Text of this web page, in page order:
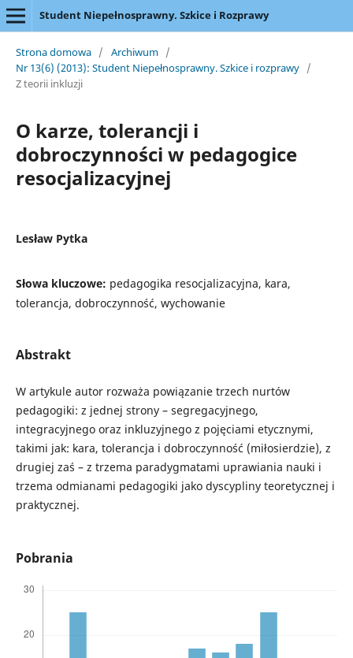
Student Niepełnosprawny. Szkice i Rozprawy
Strona domowa / Archiwum /
Nr 13(6) (2013): Student Niepełnosprawny. Szkice i rozprawy /
Z teorii inkluzji
O karze, tolerancji i
dobroczynności w pedagogice
resocjalizacyjnej
Lesław Pytka
Słowa kluczowe: pedagogika resocjalizacyjna, kara,
tolerancja, dobroczynność, wychowanie
Abstrakt
W artykule autor rozważa powiązanie trzech nurtów
pedagogiki: z jednej strony – segregacyjnego,
integracyjnego oraz inkluzyjnego z pojęciami etycznymi,
takimi jak: kara, tolerancja i dobroczynność (miłosierdzie), z
drugiej zaś – z trzema paradygmatami uprawiania nauki i
trzema odmianami pedagogiki jako dyscypliny teoretycznej i
praktycznej.
Pobrania